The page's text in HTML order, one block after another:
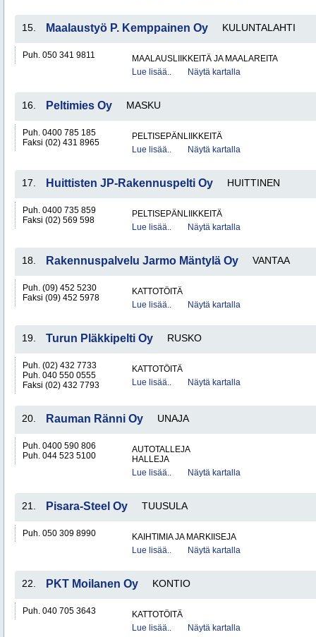
15. Maalaustyö P. Kemppainen Oy KULUNTALAHTI
Puh. 050 341 9811
MAALAUSLIIKKEITÄ JA MAALAREITA
Lue lisää..
Näytä kartalla
16. Peltimies Oy MASKU
Puh. 0400 785 185
Faksi (02) 431 8965
PELTISEPÄNLIIKKEITÄ
Lue lisää..
Näytä kartalla
17. Huittisten JP-Rakennuspelti Oy HUITTINEN
Puh. 0400 735 859
Faksi (02) 569 598
PELTISEPÄNLIIKKEITÄ
Lue lisää..
Näytä kartalla
18. Rakennuspalvelu Jarmo Mäntylä Oy VANTAA
Puh. (09) 452 5230
Faksi (09) 452 5978
KATTOTÖITÄ
Lue lisää..
Näytä kartalla
19. Turun Pläkkipelti Oy RUSKO
Puh. (02) 432 7733
Puh. 040 550 0555
Faksi (02) 432 7793
KATTOTÖITÄ
Lue lisää..
Näytä kartalla
20. Rauman Ränni Oy UNAJA
Puh. 0400 590 806
Puh. 044 523 5100
AUTOTALLEJA
HALLEJA
Lue lisää..
Näytä kartalla
21. Pisara-Steel Oy TUUSULA
Puh. 050 309 8990
KAIHTIMIA JA MARKIISEJA
Lue lisää..
Näytä kartalla
22. PKT Moilanen Oy KONTIO
Puh. 040 705 3643
KATTOTÖITÄ
Lue lisää..
Näytä kartalla